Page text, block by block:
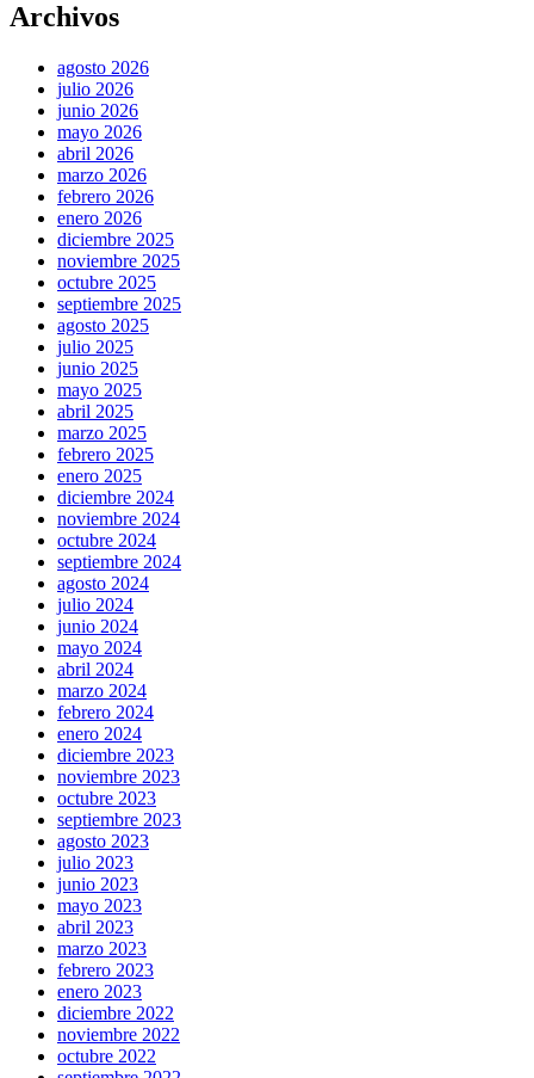
Archivos
agosto 2026
julio 2026
junio 2026
mayo 2026
abril 2026
marzo 2026
febrero 2026
enero 2026
diciembre 2025
noviembre 2025
octubre 2025
septiembre 2025
agosto 2025
julio 2025
junio 2025
mayo 2025
abril 2025
marzo 2025
febrero 2025
enero 2025
diciembre 2024
noviembre 2024
octubre 2024
septiembre 2024
agosto 2024
julio 2024
junio 2024
mayo 2024
abril 2024
marzo 2024
febrero 2024
enero 2024
diciembre 2023
noviembre 2023
octubre 2023
septiembre 2023
agosto 2023
julio 2023
junio 2023
mayo 2023
abril 2023
marzo 2023
febrero 2023
enero 2023
diciembre 2022
noviembre 2022
octubre 2022